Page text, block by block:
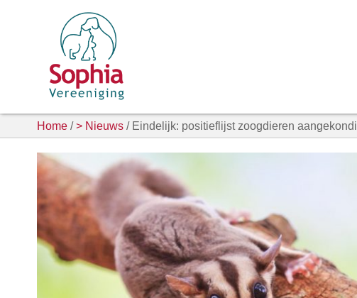
Home /> Nieuws / Eindelijk: positieflijst zoogdieren